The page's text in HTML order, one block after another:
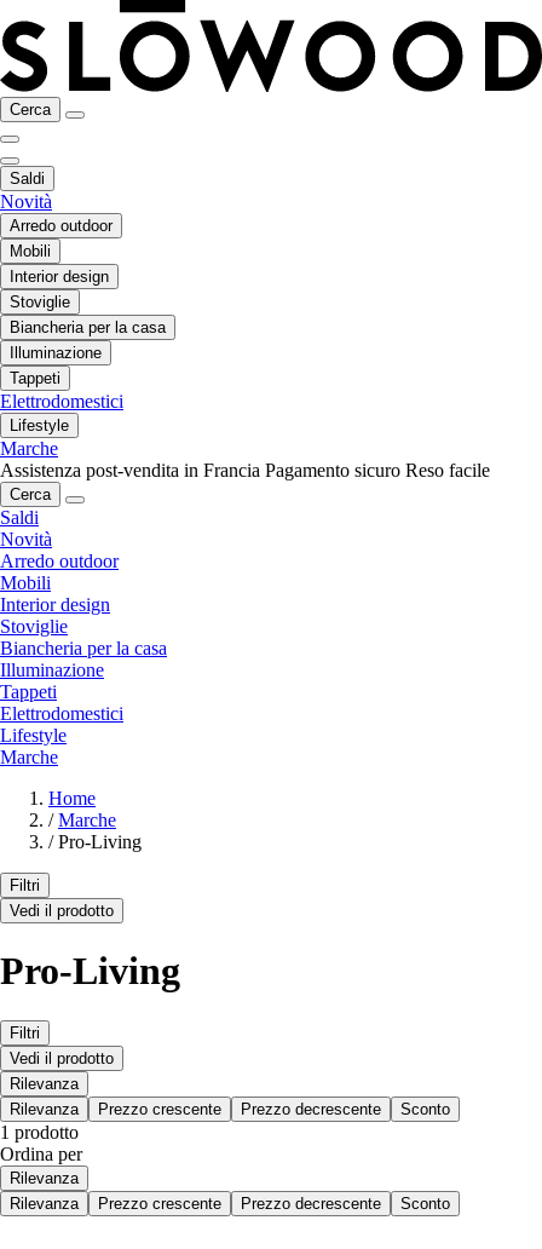
Cerca
Saldi
Novità
Arredo outdoor
Mobili
Interior design
Stoviglie
Biancheria per la casa
Illuminazione
Tappeti
Elettrodomestici
Lifestyle
Marche
Assistenza post-vendita in Francia Pagamento sicuro Reso facile
Cerca
Saldi
Novità
Arredo outdoor
Mobili
Interior design
Stoviglie
Biancheria per la casa
Illuminazione
Tappeti
Elettrodomestici
Lifestyle
Marche
Home
/ Marche
/ Pro-Living
Filtri
Vedi il prodotto
Pro-Living
Filtri
Vedi il prodotto
Rilevanza
Rilevanza
Prezzo crescente Prezzo decrescente Sconto
1 prodotto
Ordina per
Rilevanza
Rilevanza
Prezzo crescente Prezzo decrescente Sconto